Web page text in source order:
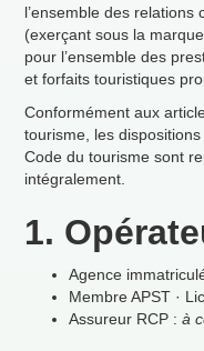
l’ensemble des relations
(exerçant sous la
pour l’ensemble des
et forfaits touristiques
Conformément aux
tourisme, les
Code du tourisme sont
intégralement.
1. Opé
Agence immatricul
Membre APST ·
Assureur RCP :à